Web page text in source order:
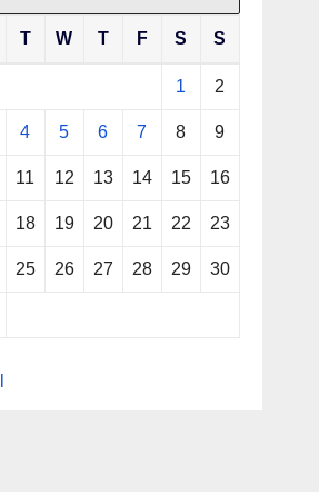
T W T F S S
1 2
4 5 6 7 8 9
11 12 13 14 15 16
18 19 20 21 22 23
25 26 27 28 29 30